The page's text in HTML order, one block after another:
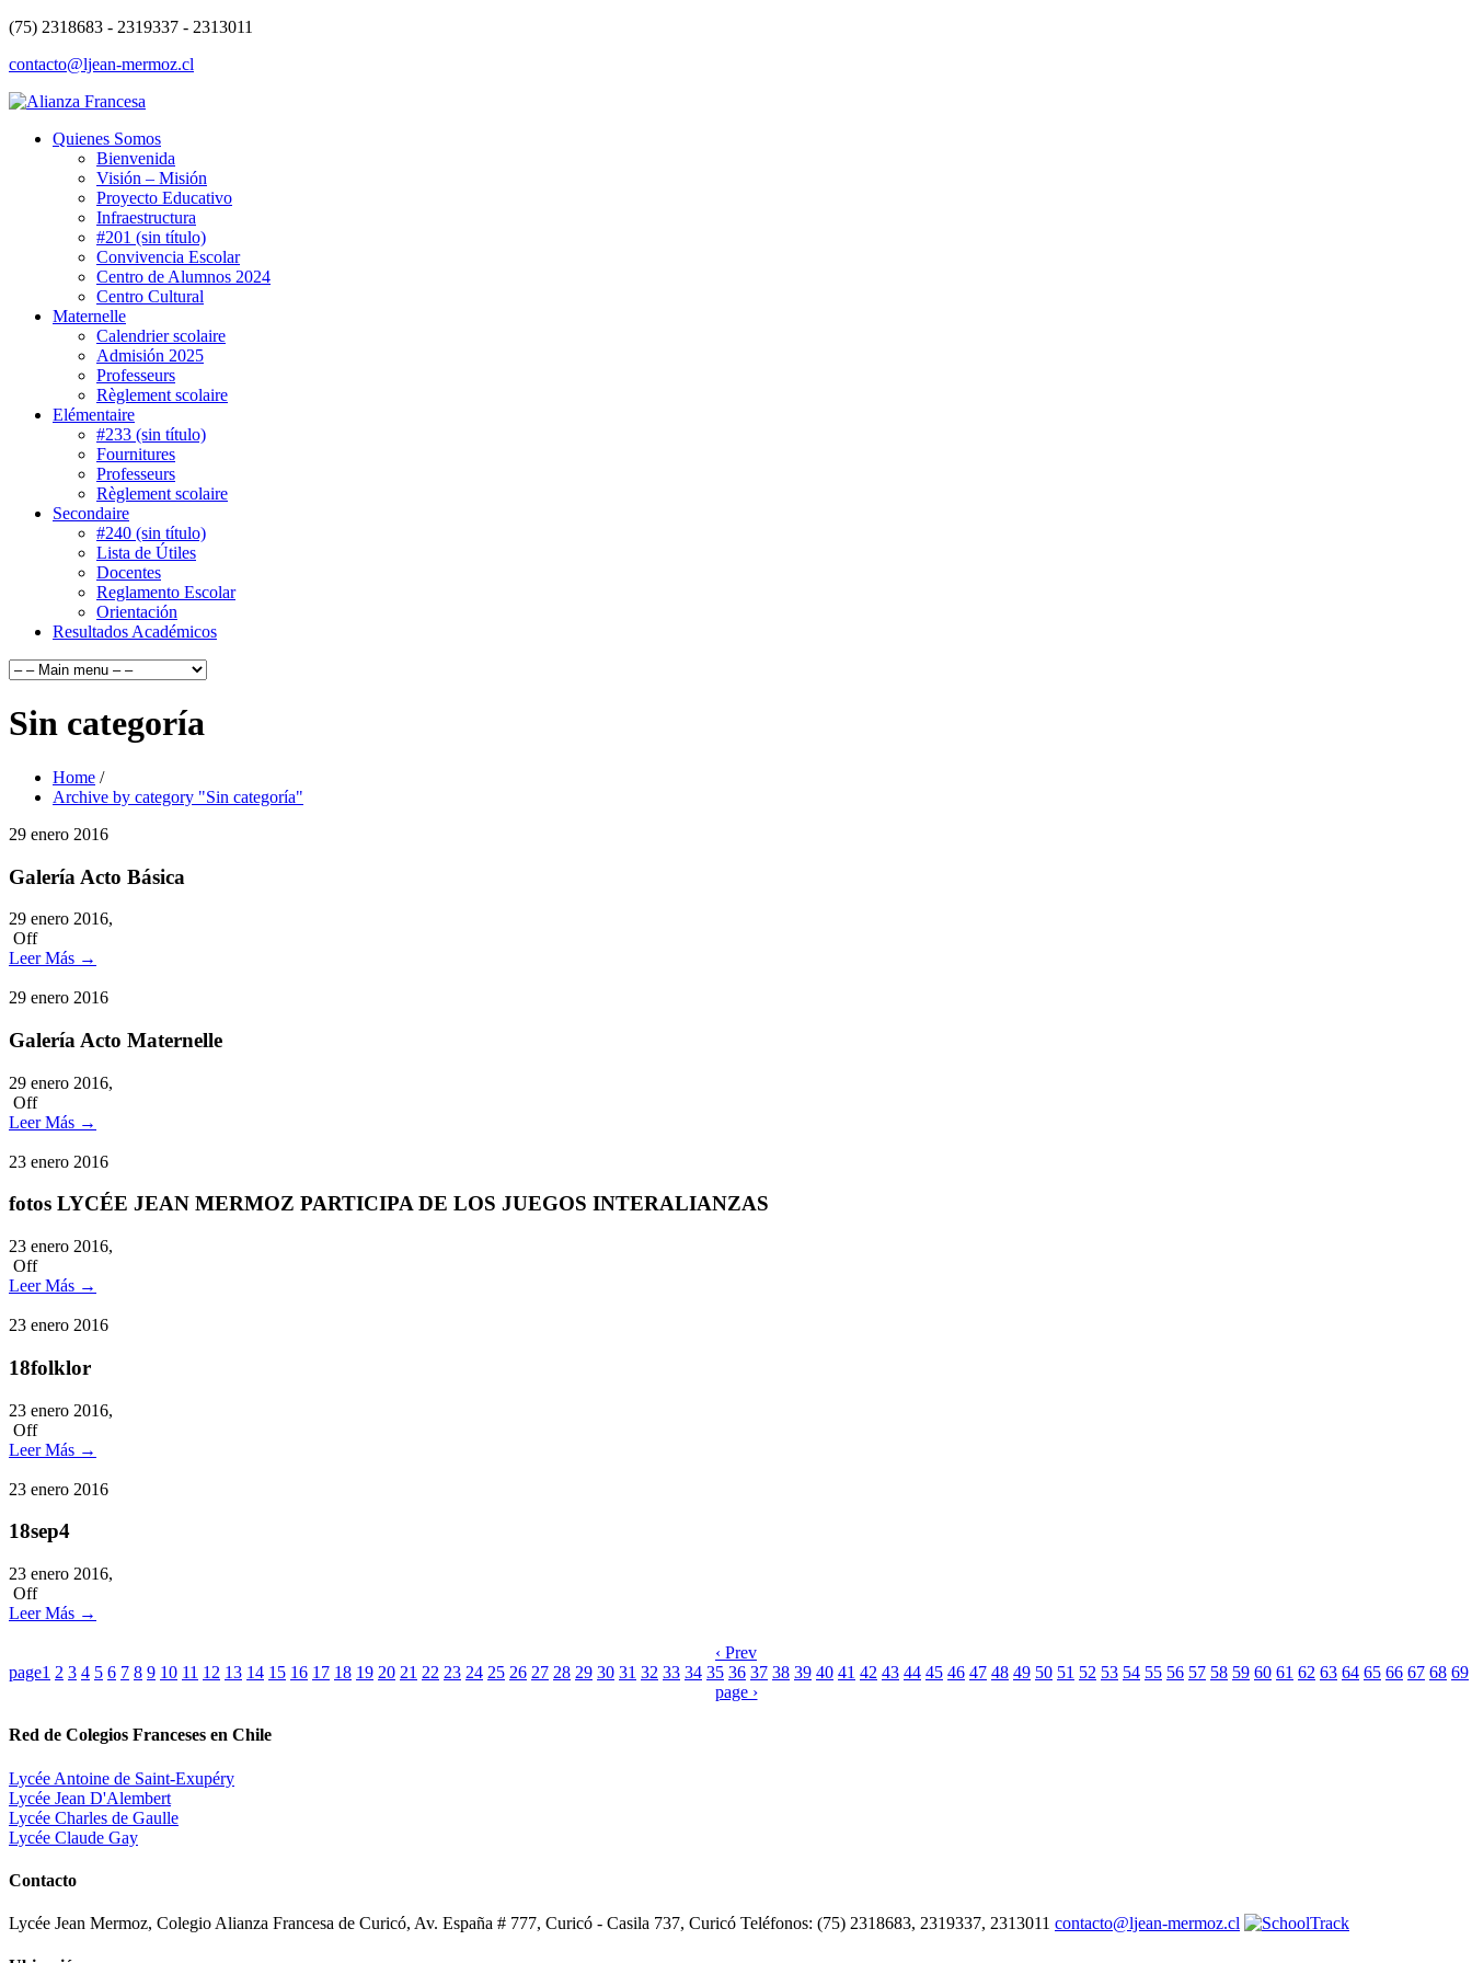
(75) 2318683 - 2319337 - 2313011
contacto@ljean-mermoz.cl
Quienes Somos
Bienvenida
Visión – Misión
Proyecto Educativo
Infraestructura
#201 (sin título)
Convivencia Escolar
Centro de Alumnos 2024
Centro Cultural
Maternelle
Calendrier scolaire
Admisión 2025
Professeurs
Règlement scolaire
Elémentaire
#233 (sin título)
Fournitures
Professeurs
Règlement scolaire
Secondaire
#240 (sin título)
Lista de Útiles
Docentes
Reglamento Escolar
Orientación
Resultados Académicos
Sin categoría
Home /
Archive by category "Sin categoría"
29 enero 2016
Galería Acto Básica
29 enero 2016,
Off
Leer Más →
29 enero 2016
Galería Acto Maternelle
29 enero 2016,
Off
Leer Más →
23 enero 2016
fotos LYCÉE JEAN MERMOZ PARTICIPA DE LOS JUEGOS INTERALIANZAS
23 enero 2016,
Off
Leer Más →
23 enero 2016
18folklor
23 enero 2016,
Off
Leer Más →
23 enero 2016
18sep4
23 enero 2016,
Off
Leer Más →
‹ Prev
page1 2 3 4 5 6 7 8 9 10 11 12 13 14 15 16 17 18 19 20 21 22 23 24 25 26 27 28 29 30 31 32 33 34 35 36 37 38 39 40 41 42 43 44 45 46 47 48 49 50 51 52 53 54 55 56 57 58 59 60 61 62 63 64 65 66 67 68 69
page ›
Red de Colegios Franceses en Chile
Lycée Antoine de Saint-Exupéry
Lycée Jean D'Alembert
Lycée Charles de Gaulle
Lycée Claude Gay
Contacto
Lycée Jean Mermoz, Colegio Alianza Francesa de Curicó, Av. España # 777, Curicó - Casila 737, Curicó Teléfonos: (75) 2318683, 2319337, 2313011 contacto@ljean-mermoz.cl